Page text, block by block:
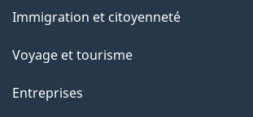
sujets
Immigration et citoyenneté
Voyage et tourisme
Entreprises